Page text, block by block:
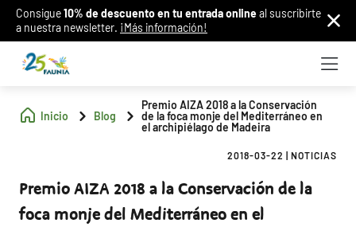
Consigue10% de descuento en tu entrada onlineal suscribirte
a nuestra newsletter. ¡Más información!
Inicio Blog
Premio AIZA 2018 a la Conservación
de la foca monje del Mediterráneo en
el archipiélago de Madeira
2018-03-22 NOTICIAS
Premio AIZA 2018 a la Conservación de la
foca monje del Mediterráneo en el